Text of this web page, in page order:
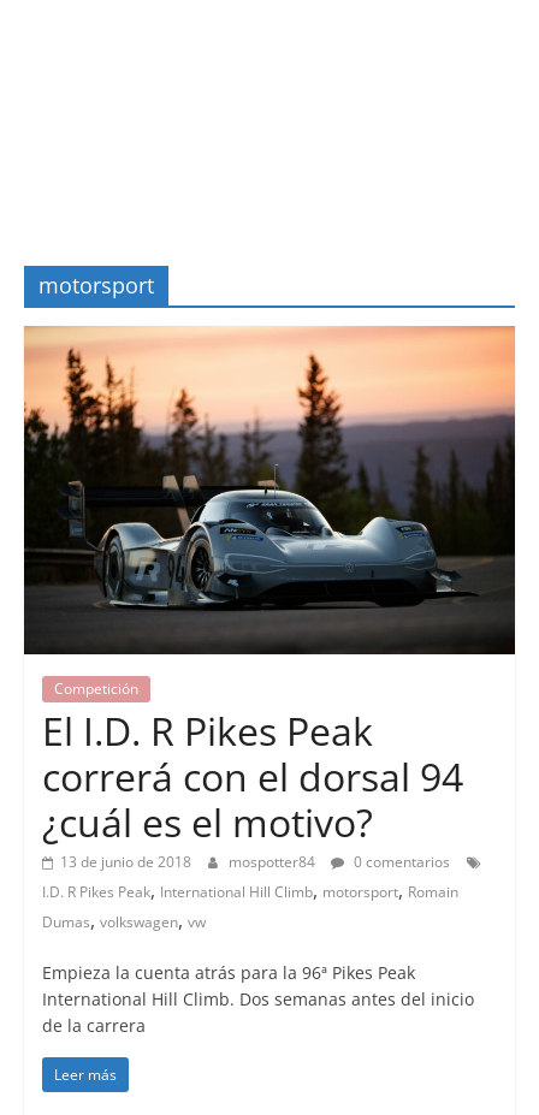
motorsport
Competición
El I.D. R Pikes Peak
correrá con el dorsal 94
¿cuál es el motivo?
13 de junio de 2018 mospotter84
0 comentarios
I.D. R Pikes Peak, International Hill Climb, motorsport, Romain
Dumas, volkswagen, vw
Empieza la cuenta atrás para la 96ª Pikes Peak
International Hill Climb. Dos semanas antes del inicio
de la carrera
Leer más